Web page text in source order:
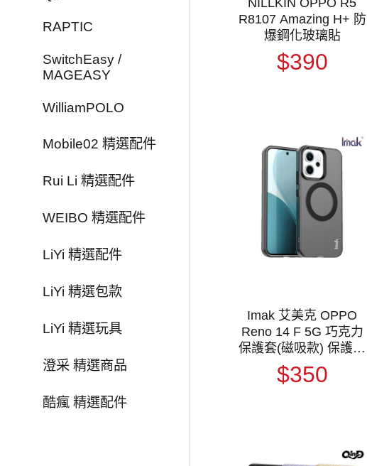
RAPTIC
SwitchEasy /
MAGEASY
WilliamPOLO
Mobile02 精選配件
Rui Li 精選配件
WEIBO 精選配件
LiYi 精選配件
LiYi 精選包款
LiYi 精選玩具
澄采 精選商品
酷瘋 精選配件
R8107 Amazing H+ 防
爆鋼化玻璃貼
$390
Imak 艾美克 OPPO
Reno 14 F 5G 巧克力
保護套(磁吸款) 保護殼
輕薄 透明套 TPU軟套
不易發黃
$350